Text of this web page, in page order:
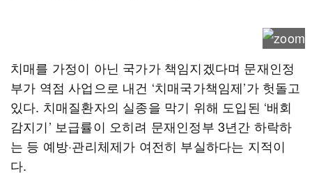
치매를 가정이 아닌 국가가 책임지겠다며 문재인정
부가 역점 사업으로 내건 ‘치매국가책임제’가 헛돌고
있다. 치매질환자의 실종을 막기 위해 도입된 ‘배회
감지기’ 보급률이 오히려 문재인정부 3년간 하락하
는 등 예방·관리체제가 여전히 부실하다는 지적이
다.